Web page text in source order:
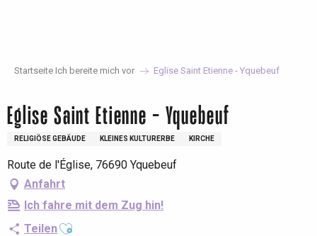
Startseite Ich bereite mich vor Eglise Saint Etienne - Yquebeuf
Eglise Saint Etienne - Yquebeuf
RELIGIÖSE GEBÄUDE KLEINES KULTURERBE KIRCHE
Route de l'Église, 76690 Yquebeuf
Anfahrt
Ich fahre mit dem Zug hin!
TeilenAjouter aux favoris